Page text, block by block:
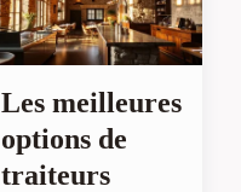
Les meilleures
options de
traiteurs